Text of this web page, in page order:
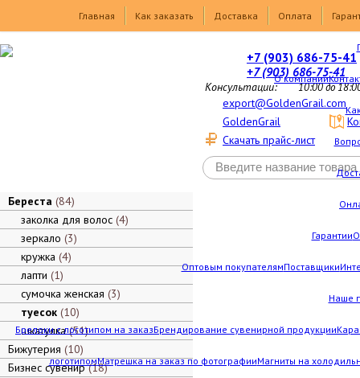
Главная
Как заказать Доставка Оплата
О компании
Гарантии
Оптовым покупателямПоставщики
Наше
Брелоки с логотипом на заказБрендирование сувенирной продукции
логотипомМатрешка на заказ по фотографииМагниты на
+7 (903) 686-75-41
+7 (903) 686-75-41
Консультации: 10:00 до
export@GoldenGrail.com
GoldenGrail
Скачать прайс-лист
Береста 84
заколка для волос 4
зеркало 3
кружка 4
лапти 1
сумочка женская 3
туесок 10
шкатулка 51
Бижутерия 10
Бизнес сувенир 18